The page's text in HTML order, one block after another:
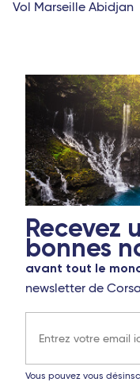
Vol Marseille Abidjan
Recevez
bonnes
avant tout le
newsletter de
Vous pouvez vous